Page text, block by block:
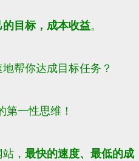
的目标，成本收益。
帮你达成目标任务？
第一性思维！
， 最快的速度、最低的成